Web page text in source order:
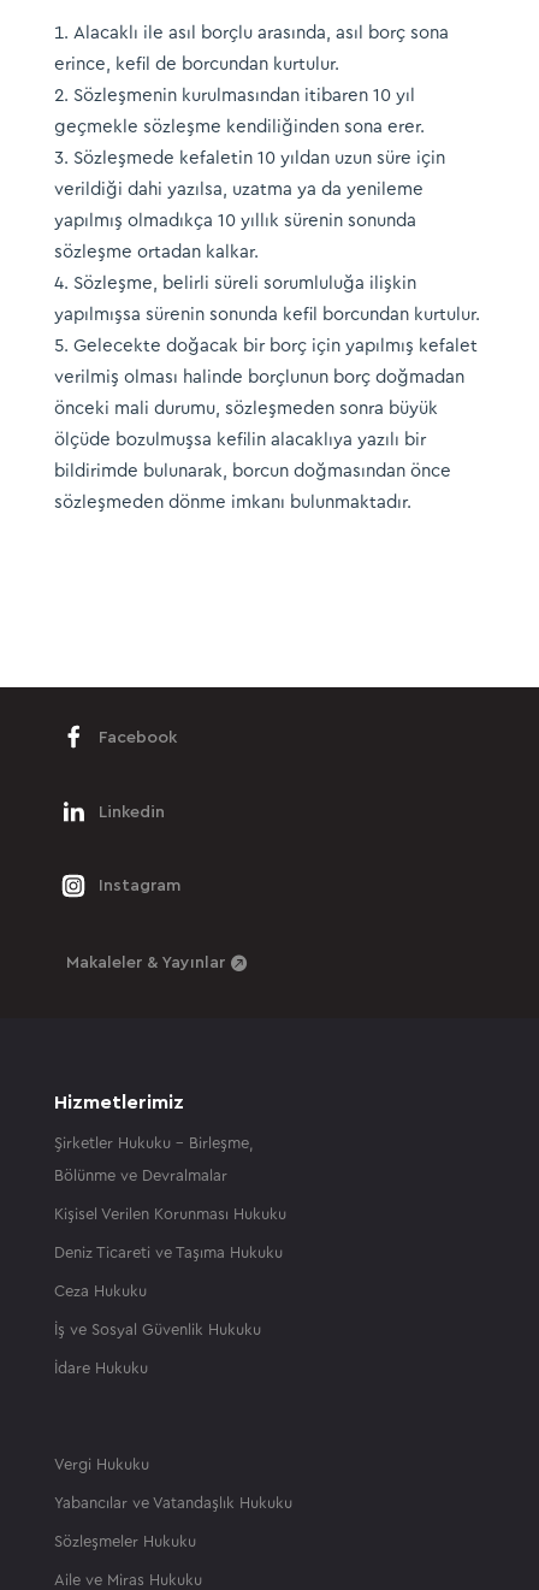
Alacaklı ile asıl borçlu arasında, asıl borç sona
erince, kefil de borcundan kurtulur.
Sözleşmenin kurulmasından itibaren 10 yıl
geçmekle sözleşme kendiliğinden sona erer.
Sözleşmede kefaletin 10 yıldan uzun süre için
verildiği dahi yazılsa, uzatma ya da yenileme
yapılmış olmadıkça 10 yıllık sürenin sonunda
sözleşme ortadan kalkar.
Sözleşme, belirli süreli sorumluluğa ilişkin
yapılmışsa sürenin sonunda kefil borcundan kurtulur.
Gelecekte doğacak bir borç için yapılmış kefalet
verilmiş olması halinde borçlunun borç doğmadan
önceki mali durumu, sözleşmeden sonra büyük
ölçüde bozulmuşsa kefilin alacaklıya yazılı bir
bildirimde bulunarak, borcun doğmasından önce
sözleşmeden dönme imkanı bulunmaktadır.
Facebook
Linkedin
Instagram
Makaleler & Yayınlar
Hizmetlerimiz
Şirketler Hukuku – Birleşme,
Bölünme ve Devralmalar
Kişisel Verilen Korunması Hukuku
Deniz Ticareti ve Taşıma Hukuku
Ceza Hukuku
İş ve Sosyal Güvenlik Hukuku
İdare Hukuku
Vergi Hukuku
Yabancılar ve Vatandaşlık Hukuku
Sözleşmeler Hukuku
Aile ve Miras Hukuku